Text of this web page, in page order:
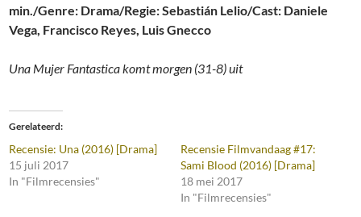
min./Genre: Drama/Regie: Sebastián Lelio/Cast: Daniele
Vega, Francisco Reyes, Luis Gnecco
Una Mujer Fantastica komt morgen (31-8) uit
Gerelateerd
Recensie: Una (2016) [Drama]
15 juli 2017
In "Filmrecensies"
Recensie Filmvandaag #17:
Sami Blood (2016) [Drama]
18 mei 2017
In "Filmrecensies"